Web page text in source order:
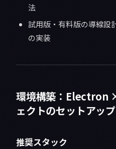
法
試用版・有料版の導線設
の実装
環境構築：Electron
ェクトのセットアップ
推奨スタック